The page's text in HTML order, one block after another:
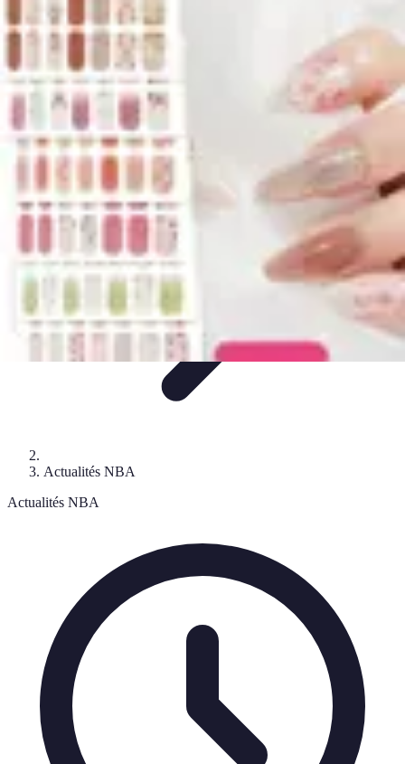
Basket Actu
Analyse et performancesActualités
Tendances Analyses
Basket Actu
Actualités NBA
Actualités NBA